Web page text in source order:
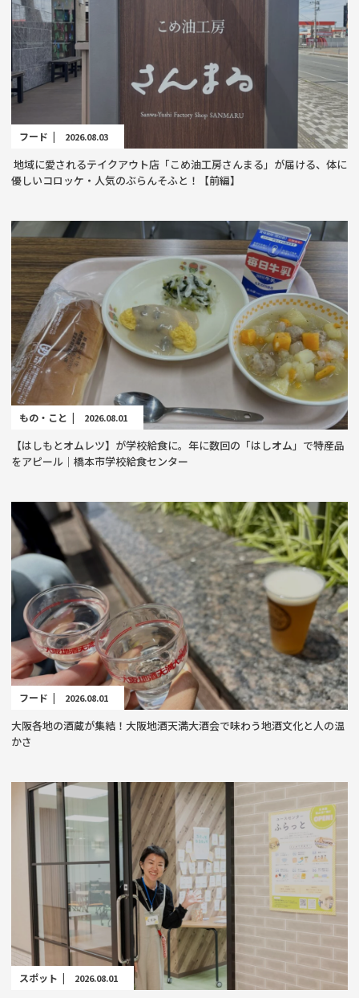
フード | 2026.08.03
地域に愛されるテイクアウト店「こめ油工房さんまる」が届ける、体に
優しいコロッケ・人気のぶらんそふと！【前編】
もの・こと | 2026.08.01
【はしもとオムレツ】が学校給食に。年に数回の「はしオム」で特産品
をアピール｜橋本市学校給食センター
フード | 2026.08.01
大阪各地の酒蔵が集結！大阪地酒天満大酒会で味わう地酒文化と人の温
かさ
スポット | 2026.08.01